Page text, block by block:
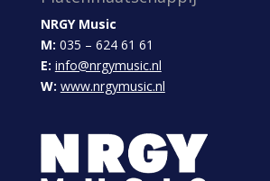
NRGY Music
M: 035 – 624 61 61
E: info@nrgymusic.nl
W: www.nrgymusic.nl